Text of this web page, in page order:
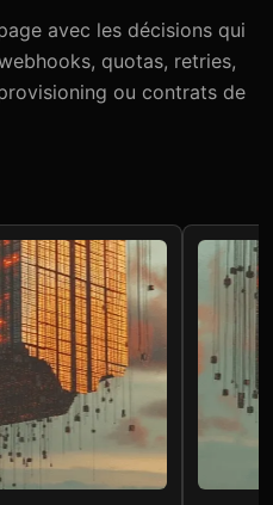
avec les décisions qui
quotas, retries,
ou contrats de